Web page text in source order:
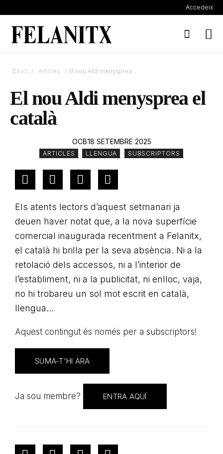
Accedeix
Inici / Articles / El nou Aldi menysprea...
El nou Aldi menysprea el
català
OCB18 SETEMBRE 2025
ARTICLES LLENGUA SUBSCRIPTORS
Els atents lectors d’aquest setmanari ja
deuen haver notat que, a la nova superfície
comercial inaugurada recentment a Felanitx,
el català hi brilla per la seva absència. Ni a la
retolació dels accessos, ni a l’interior de
l’establiment, ni a la publicitat, ni enlloc, vaja,
no hi trobareu un sol mot escrit en català,
llengua...
Aquest contingut és només per a subscriptors!
SUMA-T'HI ARA
Ja sou membre? ENTRA AQUÍ